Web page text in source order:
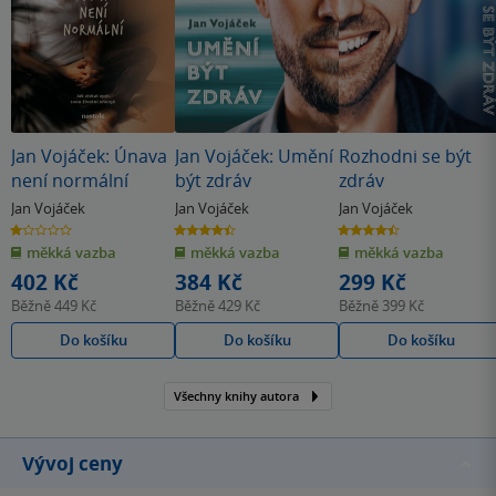
a dávat rady jak žít .. Je potřeba naslouchat našemu tělu,
signály neignorovat a nepřidělávat jim různá odůvodnění,
musíme konat. Jak se "naladit" na tu správnou notu a
porozumět našemu tělu to a více si můžete přečíst právě v
této knize.
Jan Vojáček: Únava
není normální
Jan Vojáček
1.0
z
5
hvězdiček
měkká vazba
402 Kč
Běžně449 Kč
Do košíku
Jan Vojáček: Umění
být zdráv
Jan Vojáček
4.4
z
5
hvězdiček
měkká vazba
384 Kč
Běžně429 Kč
Do košíku
Rozhodni se být
zdráv
Jan Vojáček
4.5
z
5
hvězdiček
měkká vazba
299 Kč
Běžně 399 Kč
Do košíku
Všechny knihy autora
Vývoj ceny